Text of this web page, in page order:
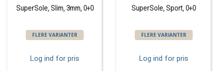
SuperSole, Slim, 3mm, 0+0
FLERE VARIANTER
Log ind for pris
SuperSole, Sport, 0+0
FLERE VARIANTER
Log ind for pris